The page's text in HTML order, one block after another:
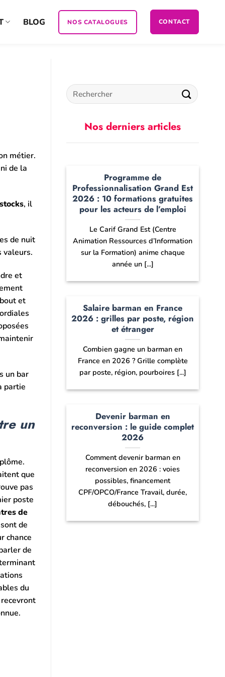
BLOG NOS CATALOGUES CONTACT
métier.
de la
, il
de nuit
valeurs.
et
et
un bar
partie
un
que
pas
poste
de
de
chance
de
du
Nos derniers articles
Programme de
Professionnalisation Grand Est
2026 : 10 formations gratuites
pour les acteurs de l’emploi
Le Carif Grand Est (Centre
Animation Ressources d’Information
sur la Formation) anime chaque
année un [...]
Salaire barman en France
2026 : grilles par poste, région
et étranger
Combien gagne un barman en
France en 2026 ? Grille complète
par poste, région, pourboires [...]
Devenir barman en
reconversion : le guide complet
2026
Comment devenir barman en
reconversion en 2026 : voies
possibles, financement
CPF/OPCO/France Travail, durée,
débouchés, [...]